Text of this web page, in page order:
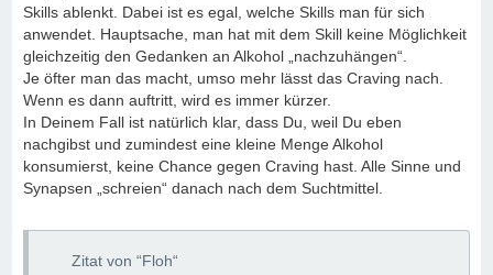
Skills ablenkt. Dabei ist es egal, welche Skills man für sich
anwendet. Hauptsache, man hat mit dem Skill keine Möglichkeit
gleichzeitig den Gedanken an Alkohol „nachzuhängen“.
Je öfter man das macht, umso mehr lässt das Craving nach.
Wenn es dann auftritt, wird es immer kürzer.
In Deinem Fall ist natürlich klar, dass Du, weil Du eben
nachgibst und zumindest eine kleine Menge Alkohol
konsumierst, keine Chance gegen Craving hast. Alle Sinne und
Synapsen „schreien“ danach nach dem Suchtmittel.
Zitat von “Floh“